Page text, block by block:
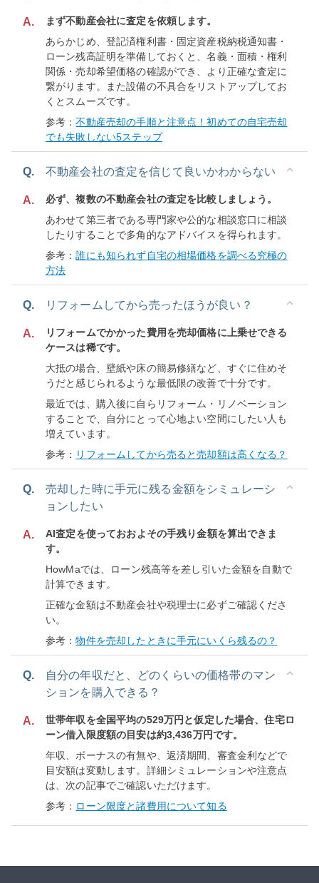
A.
まず不動産会社に査定を依頼します。
あらかじめ、登記済権利書・固定資産税納税通知書・
ローン残高証明を準備しておくと、名義・面積・権利
関係・売却希望価格の確認ができ、より正確な査定に
繋がります。また設備の不具合をリストアップしてお
くとスムーズです。
参考：不動産売却の手順と注意点！初めての自宅売却
でも失敗しない5ステップ
Q. 不動産会社の査定を信じて良いかわからない
A.
必ず、複数の不動産会社の査定を比較しましょう。
あわせて第三者である専門家や公的な相談窓口に相談
したりすることで多角的なアドバイスを得られます。
参考：誰にも知られず自宅の相場価格を調べる究極の
方法
Q. リフォームしてから売ったほうが良い？
A.
リフォームでかかった費用を売却価格に上乗せできる
ケースは稀です。
大抵の場合、壁紙や床の簡易修繕など、すぐに住めそ
うだと感じられるような最低限の改善で十分です。
最近では、購入後に自らリフォーム・リノベーション
することで、自分にとって心地よい空間にしたい人も
増えています。
参考： リフォームしてから売ると売却額は高くなる？
Q.
売却した時に手元に残る金額をシミュレーシ
ョンしたい
A.
AI査定を使っておおよその手残り金額を算出できま
す。
HowMaでは、ローン残高等を差し引いた金額を自動で
計算できます。
正確な金額は不動産会社や税理士に必ずご確認くださ
い。
参考：物件を売却したときに手元にいくら残るの？
Q.
自分の年収だと、どのくらいの価格帯のマン
ションを購入できる？
A.
世帯年収を全国平均の529万円と仮定した場合、住宅ロ
ーン借入限度額の目安は約3,436万円です。
年収、ボーナスの有無や、返済期間、審査金利などで
目安額は変動します。詳細シミュレーションや注意点
は、次の記事でご確認いただけます。
参考： ローン限度と諸費用について知る